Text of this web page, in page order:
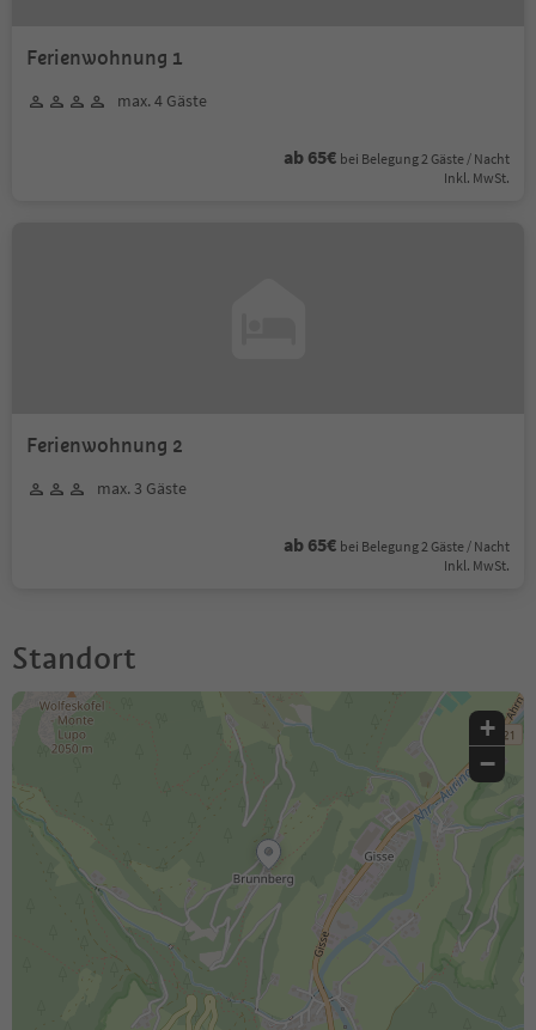
Ferienwohnung 1
max. 4 Gäste
ab 65€ bei Belegung 2 Gäste / Nacht
Inkl. MwSt.
Ferienwohnung 2
max. 3 Gäste
ab 65€ bei Belegung 2 Gäste / Nacht
Inkl. MwSt.
Standort
+
−